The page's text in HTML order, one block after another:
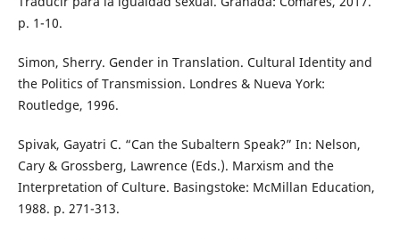
p. 1-10.
Simon, Sherry. Gender in Translation. Cultural Identity and
the Politics of Transmission. Londres & Nueva York:
Routledge, 1996.
Spivak, Gayatri C. “Can the Subaltern Speak?” In: Nelson,
Cary & Grossberg, Lawrence (Eds.). Marxism and the
Interpretation of Culture. Basingstoke: McMillan Education,
1988. p. 271-313.